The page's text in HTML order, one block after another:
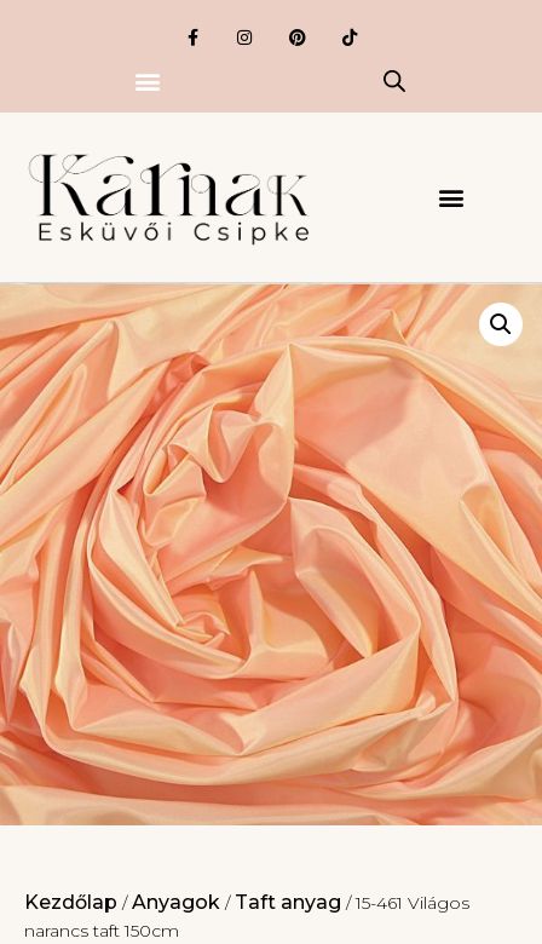
Kezdőlap /Anyagok / Taft anyag / 15-461 Világos
narancs taft 150cm